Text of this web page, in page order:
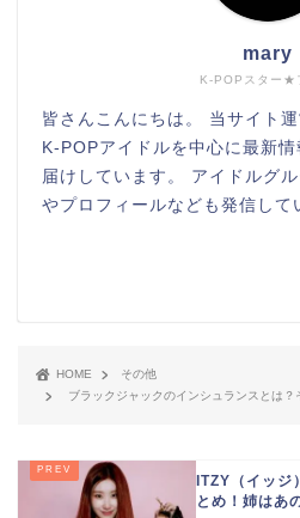
K-POPスター★
mary
皆さんこんにちは。 当サイト
K-POPアイドルを中心に最新
届けしています。 アイドルグ
やプロフィールなども発信して
HOME
その他
ブラックジャックのインシュランスとは
ITZY（イッジ
とめ！姉はあ